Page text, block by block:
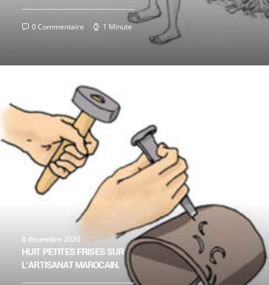
0 Commentaire 1 Minute
8 décembre 2020
HUIT PETITES FRISES SUR
L’ARTISANAT MAROCAIN.